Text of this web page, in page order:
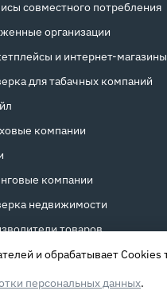
совместного потребления
организации
и интернет‑магазины
для табачных компаний
компании
компании
недвижимости
товаров
и обрабатывает Cookies
персональных данных.